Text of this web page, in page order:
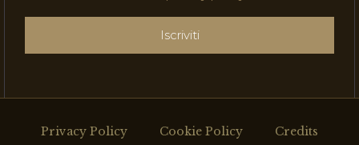
Iscriviti
Privacy Policy Cookie Policy Credits